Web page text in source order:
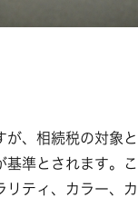
、相続税の対象
準とされます。
ティ、カラー、